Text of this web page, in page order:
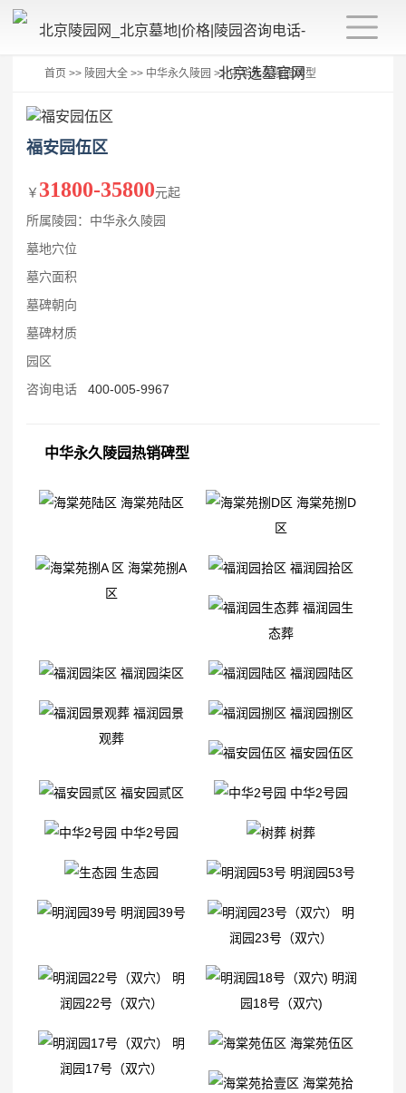
首页 >> 陵园大全 >> 中华永久陵园 >>中华永久陵园碑型
福安园伍区
￥ 31800-35800元起
所属陵园：中华永久陵园
墓地穴位
墓穴面积
墓碑朝向
墓碑材质
园区
咨询电话 400-005-9967
中华永久陵园热销碑型
海棠苑陆区
海棠苑捌D
区
海棠苑捌A
区
福润园拾区
福润园生
态葬
福润园柒区 福润园陆区
福润园景
观葬
福润园捌区
福安园伍区
福安园贰区 中华2号园
中华2号园 树葬
生态园 明润园53号
明润园39号
明
润园23号（双穴）
明
润园22号（双穴）
明润
园18号（双穴)
明
润园17号（双穴）
海棠苑伍区
海棠苑拾